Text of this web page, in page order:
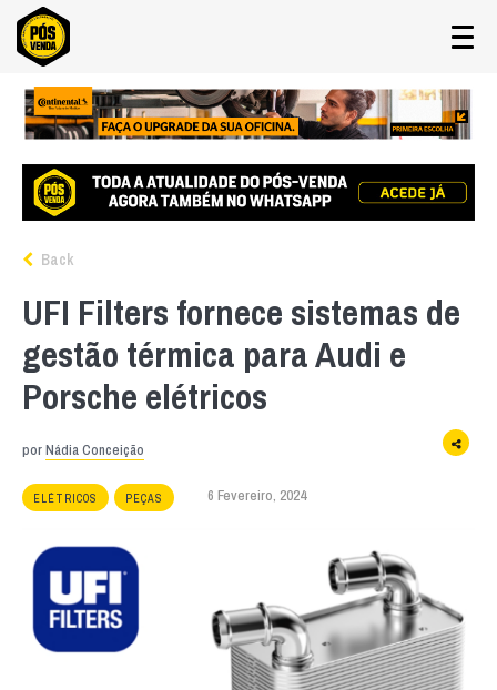
Back
UFI Filters fornece sistemas de
gestão térmica para Audi e
Porsche elétricos
porNádia Conceição
ELÉTRICOS PEÇAS 6 Fevereiro, 2024